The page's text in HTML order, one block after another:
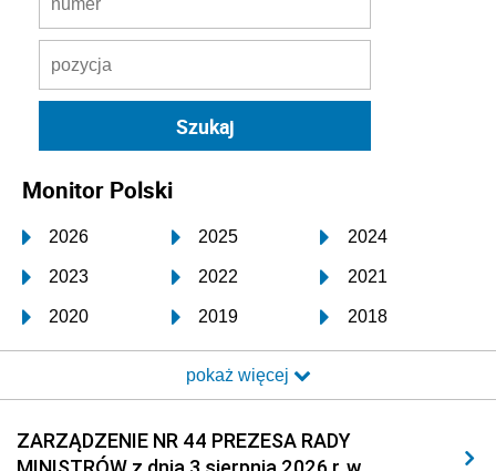
Monitor Polski
2026 2025 2024
2023 2022 2021
2020 2019 2018
2017 2016 2015
2014 2013 2012
2011 2010 2009
pokaż więcej
ZARZĄDZENIE NR 44 PREZESA RADY